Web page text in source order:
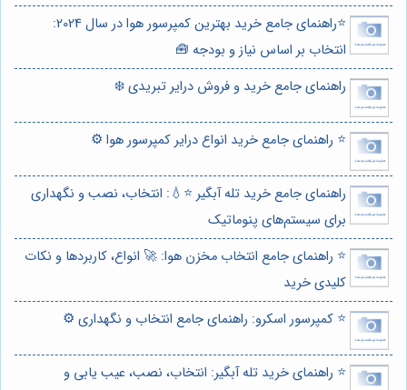
⭐️راهنمای جامع خرید بهترین کمپرسور هوا در سال 2024:
انتخاب بر اساس نیاز و بودجه 🧰
راهنمای جامع خرید و فروش درایر تبریدی ❄️
⭐️ راهنمای جامع خرید انواع درایر کمپرسور هوا ⚙️
راهنمای جامع خرید تله آبگیر ⭐️💧: انتخاب، نصب و نگهداری
برای سیستم‌های پنوماتیک
⭐️ راهنمای جامع انتخاب مخزن هوا: 🚀 انواع، کاربردها و نکات
کلیدی خرید
⭐️ کمپرسور اسکرو: راهنمای جامع انتخاب و نگهداری ⚙️
⭐️ راهنمای خرید تله آبگیر: انتخاب، نصب، عیب یابی و